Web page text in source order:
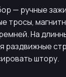
— ручные
тросы,
На
раздвижные
штору.